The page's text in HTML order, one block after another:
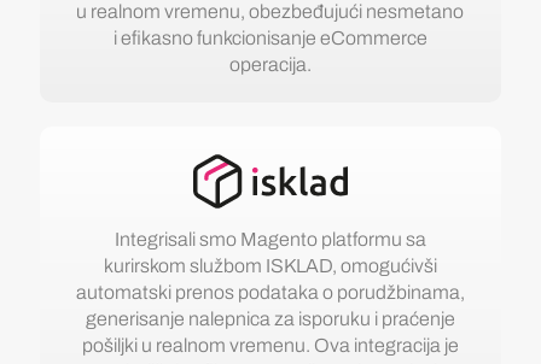
u realnom vremenu, obezbeđujući nesmetano
i efikasno funkcionisanje eCommerce
operacija.
Integrisali smo Magento platformu sa
kurirskom službom ISKLAD, omogućivši
automatski prenos podataka o porudžbinama,
generisanje nalepnica za isporuku i praćenje
pošiljki u realnom vremenu. Ova integracija je